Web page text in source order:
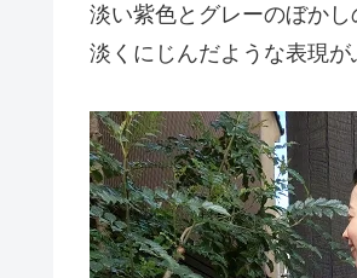
淡い紫色とグレーのぼか
淡くにじんだような表現が